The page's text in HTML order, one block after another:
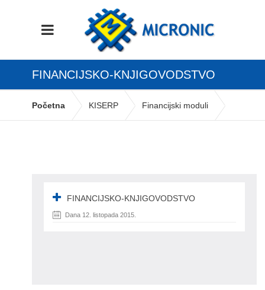
FINANCIJSKO-KNJIGOVODSTVO
Početna KISERP Financijski moduli
FINANCIJSKO-KNJIGOVODSTVO
Dana 12. listopada 2015.